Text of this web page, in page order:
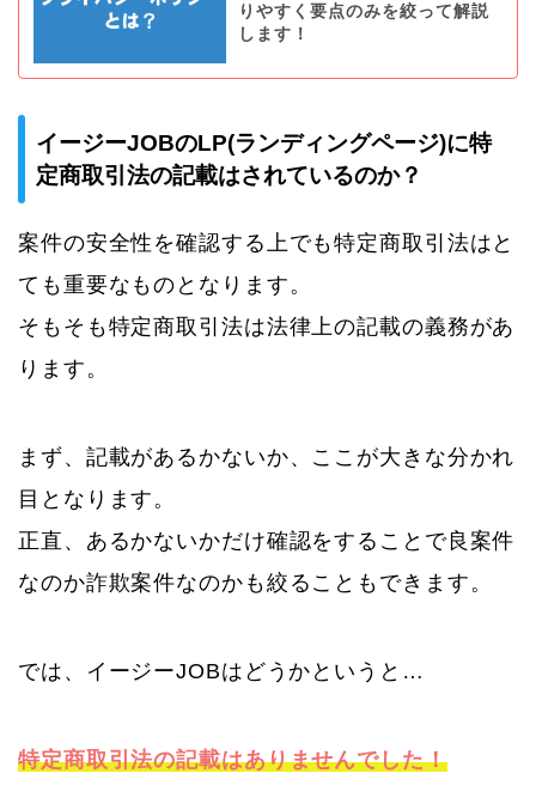
りやすく要点のみを絞って解説
します！
イージーJOBのLP(ランディングページ)に特
定商取引法の記載はされているのか？
案件の安全性を確認する上でも特定商取引法はと
ても重要なものとなります。
そもそも特定商取引法は法律上の記載の義務があ
ります。
まず、記載があるかないか、ここが大きな分かれ
目となります。
正直、あるかないかだけ確認をすることで良案件
なのか詐欺案件なのかも絞ることもできます。
では、イージーJOBはどうかというと…
特定商取引法の記載はありませんでした！